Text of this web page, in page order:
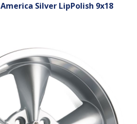
America Silver LipPolish 9x18